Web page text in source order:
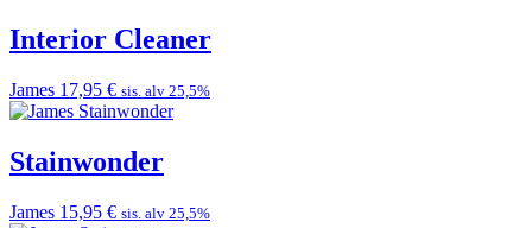
29,95 €.
Interior Cleaner
James 17,95 € sis. alv 25,5%
Stainwonder
James 15,95 € sis. alv 25,5%